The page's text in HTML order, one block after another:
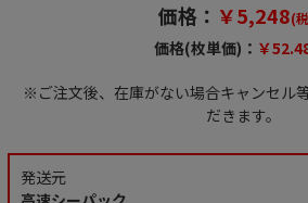
価格： ￥5,248(
価格(枚単価)： ￥
※ご注文後、在庫がない場合キャンセル
だきます。
発送元